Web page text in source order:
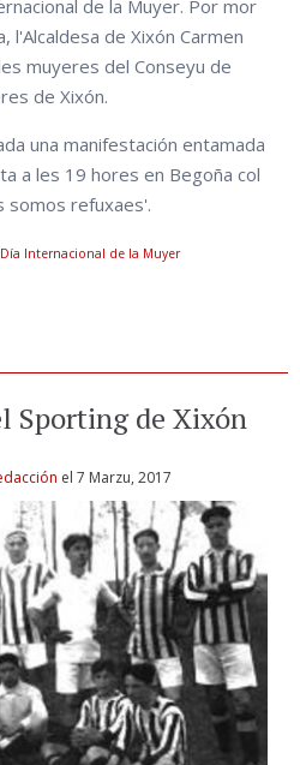
de la Muyer. Por mor
l'Alcaldesa de Xixón Carmen
muyeres del Conseyu de
de Xixón.
una manifestación entamada
a les 19 hores en Begoña col
somos refuxaes'.
Internacional de la Muyer
Sporting de Xixón
el 7 Marzu, 2017